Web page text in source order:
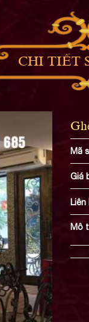
CHI TIẾT
Mã
Giá
Mô